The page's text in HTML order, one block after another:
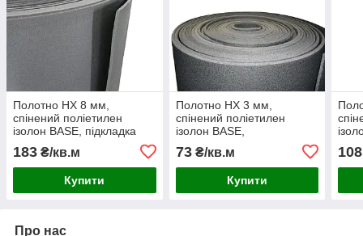
Полотно НХ 8 мм,
спінений поліетилен
ізолон BASE, підкладка
теплоізоляційна ширина
1,03м
183 ₴/кв.м
Купити
Полотно НХ 3 мм,
спінений поліетилен
ізолон BASE,
теплоізоляційна підкладка
30 кг/м³ не обрізна
ширина 1,03м
73₴/кв.м
Купити
108
Про нас